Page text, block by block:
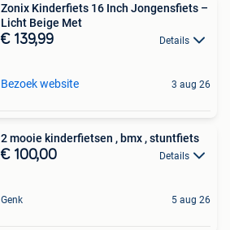
Zonix Kinderfiets 16 Inch Jongensfiets –
Licht Beige Met
€ 139,99 Details
Bezoek website 3 aug 26
2 mooie kinderfietsen , bmx , stuntfiets
€ 100,00 Details
Genk 5 aug 26